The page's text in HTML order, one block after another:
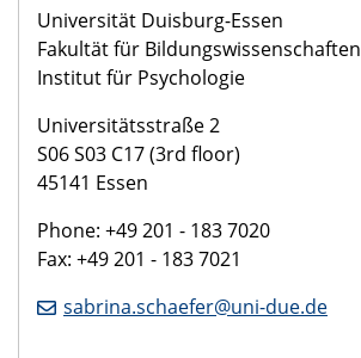
Universität Duisburg-Essen
Fakultät für Bildungswissenschaften
Institut für Psychologie
Universitätsstraße 2
S06 S03 C17 (3rd floor)
45141 Essen
Phone: +49 201 - 183 7020
Fax: +49 201 - 183 7021
sabrina.schaefer@uni-due.de